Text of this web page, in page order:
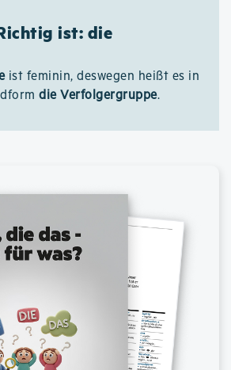
ist: die
ist feminin, deswegen heißt es in
die Verfolgergruppe.